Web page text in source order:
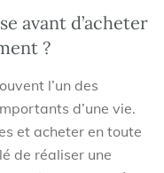
avant d’acheter
?
l’un des
d’une vie.
et acheter en toute
de réaliser une